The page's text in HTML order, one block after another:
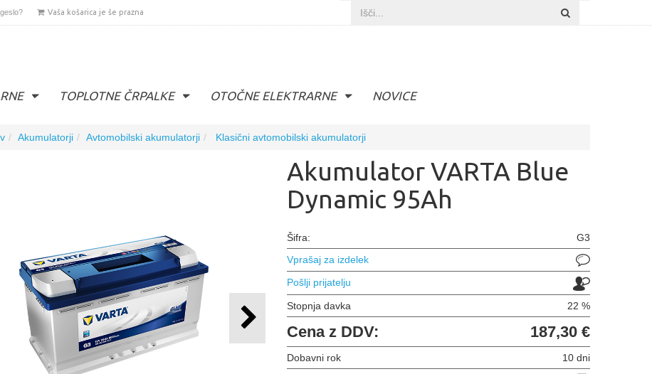
Vaša košarica je še prazna
TOPLOTNE ČRPALKE OTOČNE ELEKTRARNE NOVICE
Akumulatorji Avtomobilski akumulatorji Klasični avtomobilski akumulatorji
Akumulator VARTA Blue
Dynamic 95Ah
Šifra:
G3
Vprašaj za izdelek
Pošlji prijatelju
Stopnja davka 22 %
Cena z DDV: 187,30 €
Dobavni rok
10 dni